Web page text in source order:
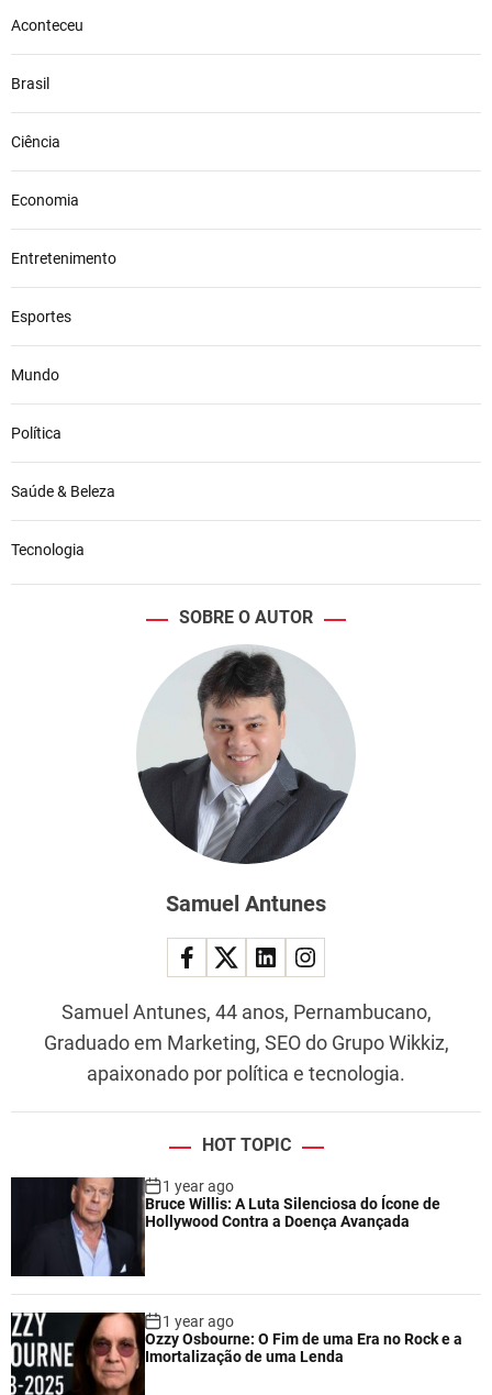
Aconteceu
Brasil
Ciência
Economia
Entretenimento
Esportes
Mundo
Política
Saúde & Beleza
Tecnologia
SOBRE O AUTOR
Samuel Antunes
Samuel Antunes, 44 anos, Pernambucano,
Graduado em Marketing, SEO do Grupo Wikkiz,
apaixonado por política e tecnologia.
HOT TOPIC
1 year ago
Bruce Willis: A Luta Silenciosa do Ícone de
Hollywood Contra a Doença Avançada
1 year ago
Ozzy Osbourne: O Fim de uma Era no Rock e a
Imortalização de uma Lenda